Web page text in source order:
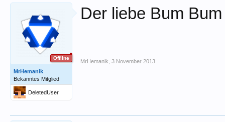
Offline
MrHemanik
Bekanntes Mitglied
DeletedUser
Der liebe Bum
MrHemanik 3 November 2013